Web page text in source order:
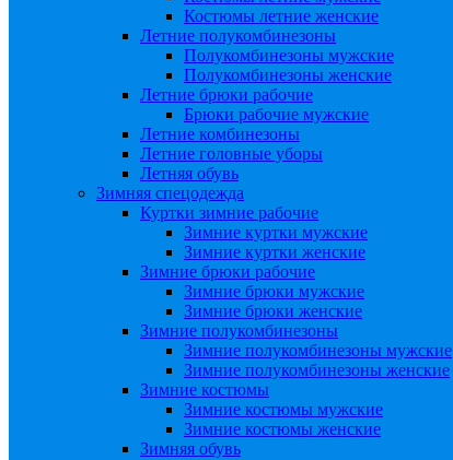
Костюмы летние женские
Летние полукомбинезоны
Полукомбинезоны мужские
Полукомбинезоны женские
Летние брюки рабочие
Брюки рабочие мужские
Летние комбинезоны
Летние головные уборы
Летняя обувь
Зимняя спецодежда
Куртки зимние рабочие
Зимние куртки мужские
Зимние куртки женские
Зимние брюки рабочие
Зимние брюки мужские
Зимние брюки женские
Зимние полукомбинезоны
Зимние полукомбинезоны мужские
Зимние полукомбинезоны женские
Зимние костюмы
Зимние костюмы мужские
Зимние костюмы женские
Зимняя обувь